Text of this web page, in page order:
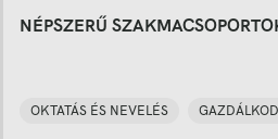
NÉPSZERŰ
OKTATÁS ÉS NEVELÉS